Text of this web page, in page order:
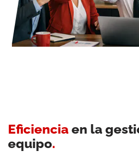
Eficiencia en la
equipo.